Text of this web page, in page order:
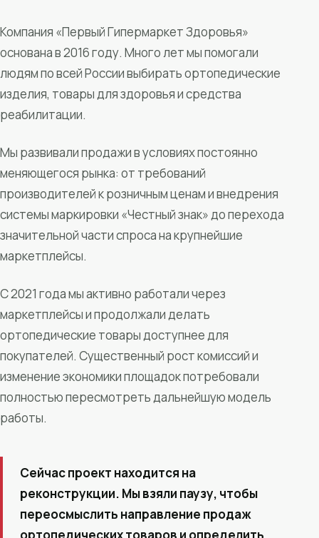
Компания «Первый Гипермаркет Здоровья»
основана в 2016 году. Много лет мы помогали
людям по всей России выбирать ортопедические
изделия, товары для здоровья и средства
реабилитации.
Мы развивали продажи в условиях постоянно
меняющегося рынка: от требований
производителей к розничным ценам и внедрения
системы маркировки «Честный знак» до перехода
значительной части спроса на крупнейшие
маркетплейсы.
С 2021 года мы активно работали через
маркетплейсы и продолжали делать
ортопедические товары доступнее для
покупателей. Существенный рост комиссий и
изменение экономики площадок потребовали
полностью пересмотреть дальнейшую модель
работы.
Сейчас проект находится на
реконструкции. Мы взяли паузу, чтобы
переосмыслить направление продаж